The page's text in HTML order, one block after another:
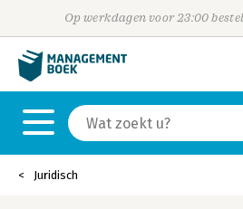
Op werkdagen voor 23:00
Juridisch